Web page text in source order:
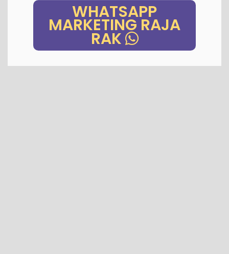
WHATSAPP
MARKETING RAJA
RAK